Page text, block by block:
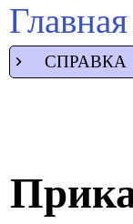
Главная
СПРАВКА